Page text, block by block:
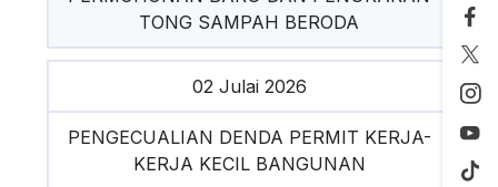
TONG SAMPAH BERODA
02 Julai 2026
PENGECUALIAN DENDA PERMIT KERJA-
KERJA KECIL BANGUNAN